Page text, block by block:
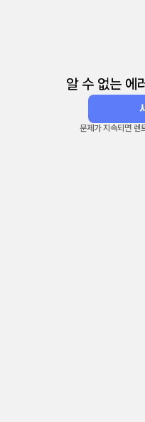
알 수 없는 에
문제가 지속되면 렌